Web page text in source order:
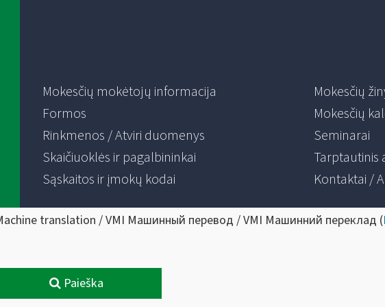
Mokesčių mokėtojų informacija
Formos
Rinkmenos / Atviri duomenys
Skaičiuoklės ir pagalbininkai
Sąskaitos ir įmokų kodai
Mokesčių
Mokesčių
Seminarai
Tarptautinis
Kontaktai /
translation / VMI Машинный перевод / VMI Машинний переклад (
Paieška